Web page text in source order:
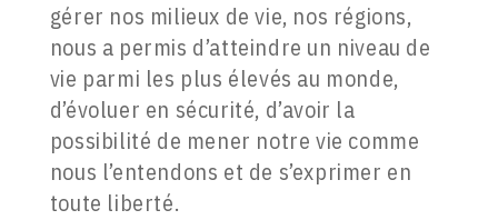
gérer nos milieux de vie, nos régions,
nous a permis d’atteindre un niveau de
vie parmi les plus élevés au monde,
d’évoluer en sécurité, d’avoir la
possibilité de mener notre vie comme
nous l’entendons et de s’exprimer en
toute liberté.